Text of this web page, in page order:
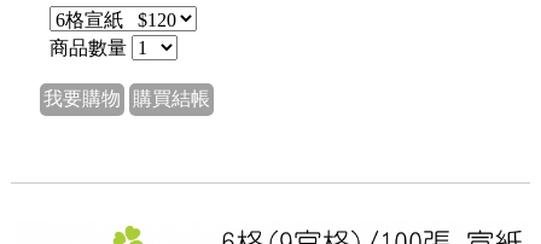
商品數量
我要購物 購買結帳